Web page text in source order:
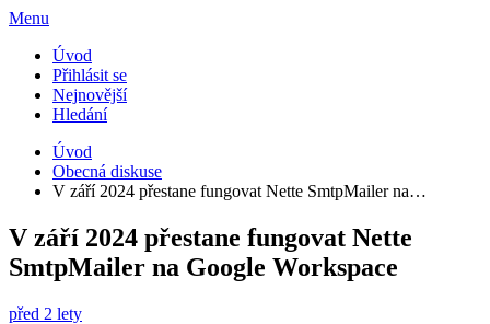
Menu
Úvod
Přihlásit se
Nejnovější
Hledání
Úvod
Obecná diskuse
V září 2024 přestane fungovat Nette SmtpMailer na…
V září 2024 přestane fungovat Nette
SmtpMailer na Google Workspace
před 2 lety